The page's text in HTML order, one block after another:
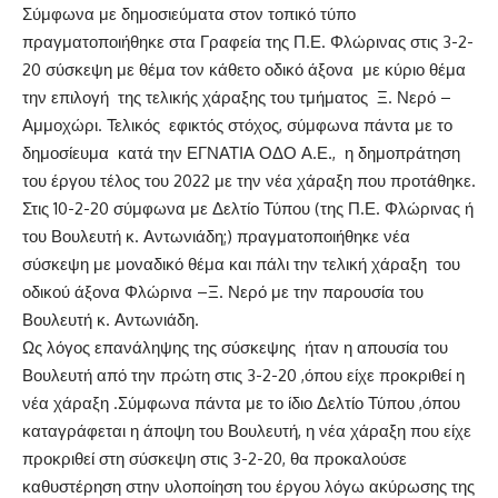
Σύμφωνα με δημοσιεύματα στον τοπικό τύπο
πραγματοποιήθηκε στα Γραφεία της Π.Ε. Φλώρινας στις 3-2-
20 σύσκεψη με θέμα τον κάθετο οδικό άξονα με κύριο θέμα
την επιλογή της τελικής χάραξης του τμήματος Ξ. Νερό –
Αμμοχώρι. Τελικός εφικτός στόχος, σύμφωνα πάντα με το
δημοσίευμα κατά την ΕΓΝΑΤΙΑ ΟΔΟ Α.Ε., η δημοπράτηση
του έργου τέλος του 2022 με την νέα χάραξη που προτάθηκε.
Στις 10-2-20 σύμφωνα με Δελτίο Τύπου (της Π.Ε. Φλώρινας ή
του Βουλευτή κ. Αντωνιάδη;) πραγματοποιήθηκε νέα
σύσκεψη με μοναδικό θέμα και πάλι την τελική χάραξη του
οδικού άξονα Φλώρινα –Ξ. Νερό με την παρουσία του
Βουλευτή κ. Αντωνιάδη.
Ως λόγος επανάληψης της σύσκεψης ήταν η απουσία του
Βουλευτή από την πρώτη στις 3-2-20 ,όπου είχε προκριθεί η
νέα χάραξη .Σύμφωνα πάντα με το ίδιο Δελτίο Τύπου ,όπου
καταγράφεται η άποψη του Βουλευτή, η νέα χάραξη που είχε
προκριθεί στη σύσκεψη στις 3-2-20, θα προκαλούσε
καθυστέρηση στην υλοποίηση του έργου λόγω ακύρωσης της